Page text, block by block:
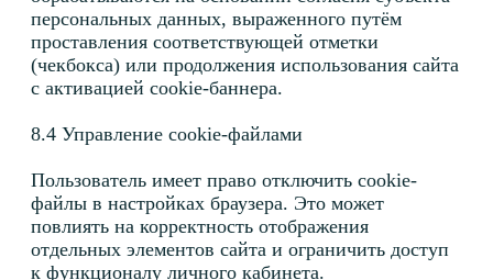
11.1 По любым вопросам в отношении обработки
персональных данных вы можете обратиться
к Оператору по электронной почтеep@eplegal.ru
или в мессенджере Telegram@lawcrm1_bot.
При обращении укажите свое имя и контакты для
обратной связи.
11.2 Оператор ответит на ваше обращение
не позднее 10 рабочих дней с момента его
Реквизиты Оператора:
ИП Прохорова Екатерина Романовна
ИНН 262509155727
ОГРНИП 320784700077433